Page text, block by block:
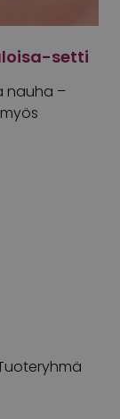
setti
nauha –